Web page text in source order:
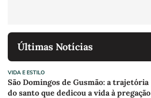
Últimas Notícias
VIDA E ESTILO
São Domingos de Gusmão: a trajetória
do santo que dedicou a vida à pregação